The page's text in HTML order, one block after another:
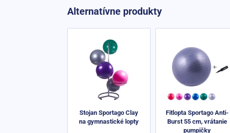
Alternatívne produkty
Stojan Sportago Clay
na gymnastické lopty
Fitlopta Sportago Anti-
Burst 55 cm, vrátanie
pumpičky